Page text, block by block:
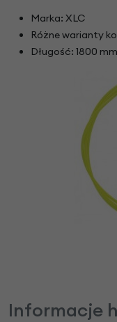
Marka: XLC
Różne warianty
Długość: 1800 mm
Informacje